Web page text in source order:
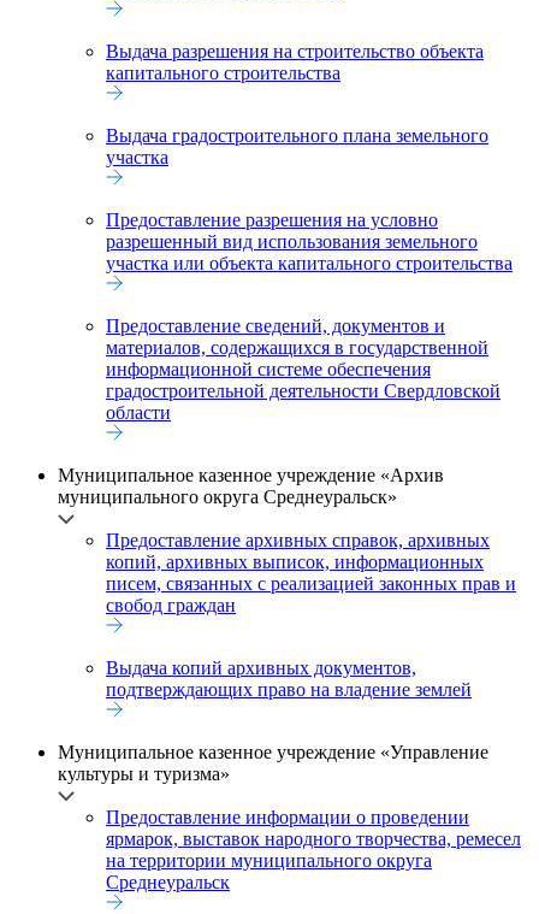
Выдача разрешения на строительство объекта
капитального строительства
Выдача градостроительного плана земельного
участка
Предоставление разрешения на условно
разрешенный вид использования земельного
участка или объекта капитального строительства
Предоставление сведений, документов и
материалов, содержащихся в государственной
информационной системе обеспечения
градостроительной деятельности Свердловской
области
Муниципальное казенное учреждение «Архив
муниципального округа Среднеуральск»
Предоставление архивных справок, архивных
копий, архивных выписок, информационных
писем, связанных с реализацией законных прав и
свобод граждан
Выдача копий архивных документов,
подтверждающих право на владение землей
Муниципальное казенное учреждение «Управление
культуры и туризма»
Предоставление информации о проведении
ярмарок, выставок народного творчества, ремесел
на территории муниципального округа
Среднеуральск